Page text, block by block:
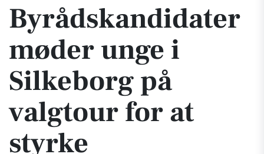
Byrådskandidater
møder unge i
Silkeborg på
valgtour for at
styrke